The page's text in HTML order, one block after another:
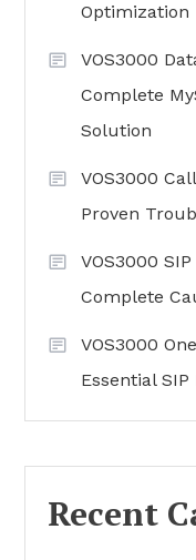
Optimization
VOS3000
Complete
Solution
VOS3000
Proven
VOS3000
Complete
VOS3000
Essential
Recent